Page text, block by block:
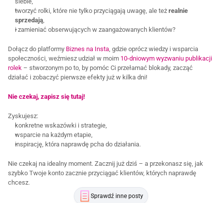
tworzyć rolki, które nie tylko przyciągają uwagę, ale też realnie
sprzedają,
i zamieniać obserwujących w zaangażowanych klientów?
Dołącz do platformy Biznes na Insta, gdzie oprócz wiedzy i wsparcia
społeczności, weźmiesz udział w moim 10-dniowym wyzwaniu publikacji
rolek – stworzonym po to, by pomóc Ci przełamać blokady, zacząć
działać i zobaczyć pierwsze efekty już w kilka dni!
Nie czekaj, zapisz się tutaj!
Zyskujesz:
konkretne wskazówki i strategie,
wsparcie na każdym etapie,
inspirację, która naprawdę pcha do działania.
Nie czekaj na idealny moment. Zacznij już dziś – a przekonasz się, jak
szybko Twoje konto zacznie przyciągać klientów, których naprawdę
chcesz.
Sprawdź inne posty